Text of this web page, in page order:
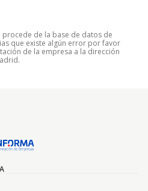
de la base de datos de
que existe algún error por favor
de la empresa a la dirección